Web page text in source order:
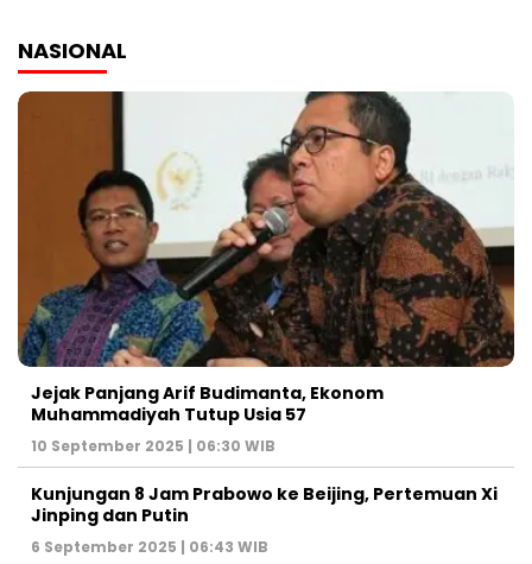
NASIONAL
Jejak Panjang Arif Budimanta, Ekonom
Muhammadiyah Tutup Usia 57
10 September 2025 | 06:30 WIB
Kunjungan 8 Jam Prabowo ke Beijing, Pertemuan Xi
Jinping dan Putin
6 September 2025 | 06:43 WIB